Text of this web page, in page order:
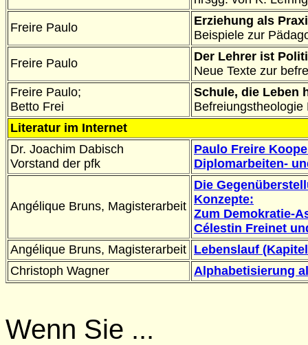
Freire Paulo
Erziehung als
Beispiele zur
Freire Paulo
Der Lehrer ist
Neue Texte zur
Freire Paulo;
Betto Frei
Schule, die Leben
Literatur im Internet
Dr. Joachim Dabisch
Vorstand der pfk
Paulo Freire
Diplomarbeiten-
Angélique Bruns, Magisterarbeit
Die
Konzepte:
Zum Demokratie-
Célestin Freinet
Angélique Bruns, Magisterarbeit Lebenslauf
Christoph Wagner
Alphabetisierung
Wenn Sie ...